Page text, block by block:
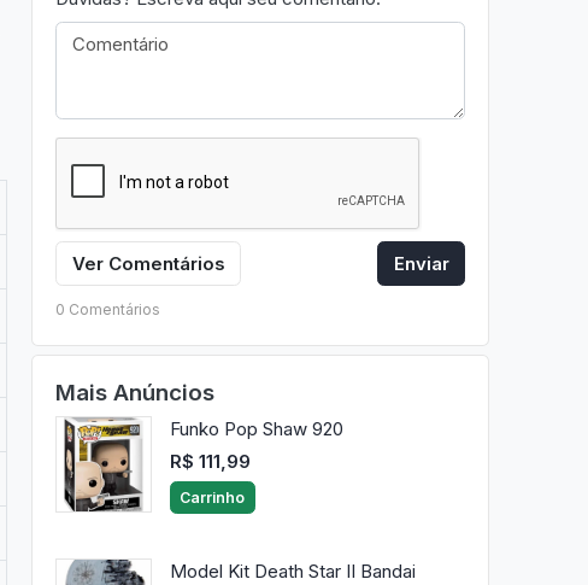
Ver Comentários Enviar
0 Comentários
Mais Anúncios
Funko Pop Shaw 920
R$ 111,99
Carrinho
Model Kit Death Star II Bandai